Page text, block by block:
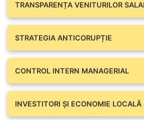
TRANSPARENȚA VENITURILOR
STRATEGIA ANTICORUPȚIE
CONTROL INTERN MANAGERIAL
INVESTITORI ȘI ECONOMIE LOCALĂ